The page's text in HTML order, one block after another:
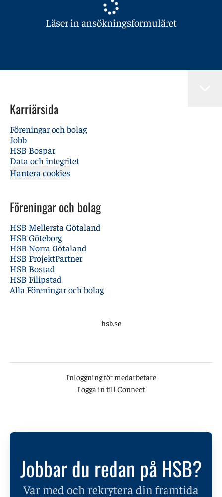
Läser in ansökningsformuläret
Karriärsida
Föreningar och bolag
Jobb
HSB Bospar
Data och integritet
Hantera cookies
Föreningar och bolag
HSB Mellersta Götaland
HSB Göteborg
HSB Norra Götaland
HSB ProjektPartner
HSB Bostad
HSB Filipstad
Alla Föreningar och bolag
hsb.se
Inloggning för medarbetare
Logga in till Connect
Jobbar du redan på HSB?
Var med och rekrytera din framtida